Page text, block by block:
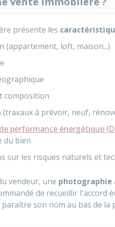
présente les
(appartement, loft, maison...)
composition
(travaux à prévoir, neuf,
performance énergétique
du bien
sur les risques naturels et
vendeur, une photographie
de recueillir l'accord
son nom au bas de la